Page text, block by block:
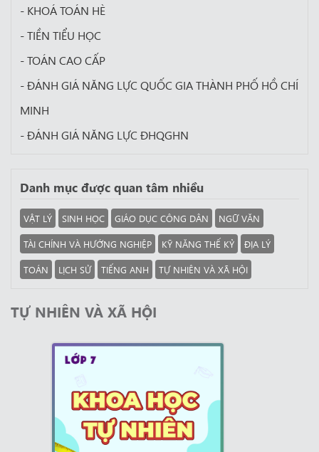
- KHOÁ TOÁN HÈ
- TIỀN TIỂU HỌC
- TOÁN CAO CẤP
- ĐÁNH GIÁ NĂNG LỰC QUỐC GIA THÀNH PHỐ HỒ CHÍ
MINH
- ĐÁNH GIÁ NĂNG LỰC ĐHQGHN
Danh mục được quan tâm nhiều
VẬT LÝ SINH HỌC GIÁO DỤC CÔNG DÂN
NGỮ VĂN
TÀI CHÍNH VÀ HƯỚNG NGHIỆP
KỸ NĂNG THẾ KỶ
ĐỊA LÝ
TOÁN
LỊCH SỬ TIẾNG ANH TỰ NHIÊN VÀ XÃ HỘI
TỰ NHIÊN VÀ XÃ HỘI